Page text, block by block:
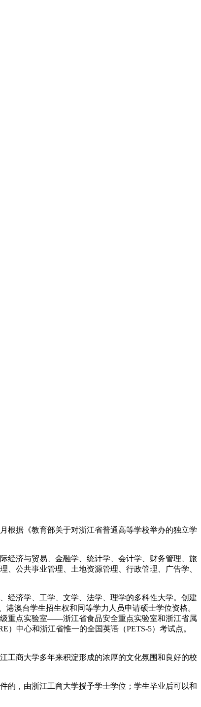
据《教育部关于对浙江省普通高等学校举办的独立学
济与贸易、金融学、统计学、会计学、财务管理、旅
公共事业管理、土地资源管理、行政管理、广告学、
济学、工学、文学、法学、理学的多科性大学。创建
澳台学生招生权和同等学力人员申请硕士学位资格。
重点实验室——浙江省食品安全重点实验室和浙江省属
中心和浙江省惟一的全国英语（PETS-5）考试点。
商大学多年来积淀形成的浓厚的文化氛围和良好的校
，由浙江工商大学授予学士学位；学生毕业后可以和